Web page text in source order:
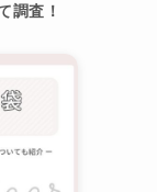
調査！